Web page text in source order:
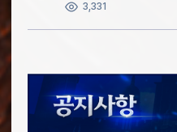
3,331